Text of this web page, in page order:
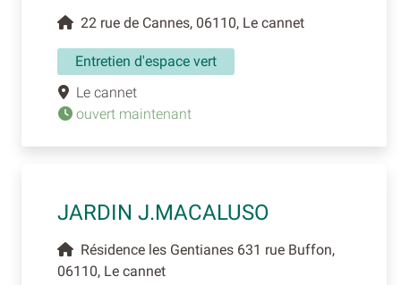
22 rue de Cannes, 06110, Le cannet
Entretien d'espace vert
Le cannet
ouvert maintenant
JARDIN J.MACALUSO
Résidence les Gentianes 631 rue Buffon,
06110, Le cannet